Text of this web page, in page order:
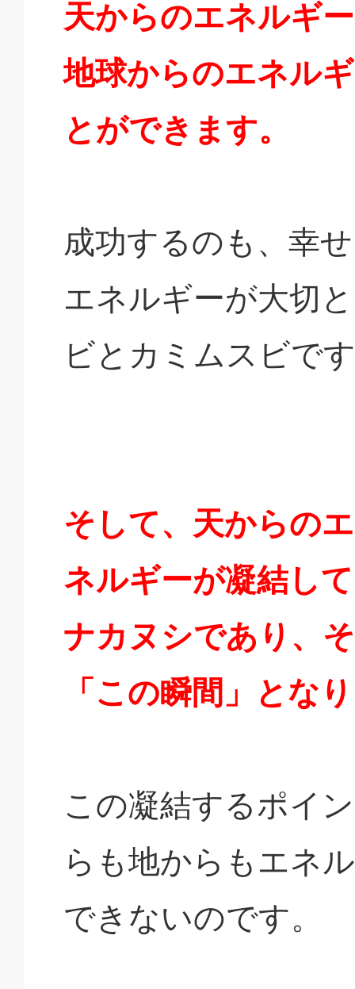
天からのエネルギ
地球からのエネル
とができます。
成功するのも、幸
エネルギーが大切
ビとカミムスビで
そして、天からの
ネルギーが凝結し
ナカヌシであり、
「この瞬間」とな
この凝結するポイ
らも地からもエネ
できないのです。